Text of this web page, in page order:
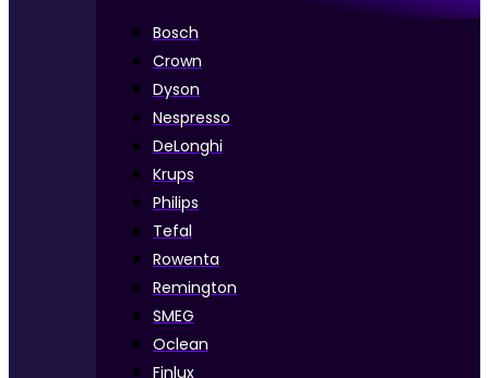
Bosch
Crown
Dyson
Nespresso
DeLonghi
Krups
Philips
Tefal
Rowenta
Remington
SMEG
Oclean
Finlux